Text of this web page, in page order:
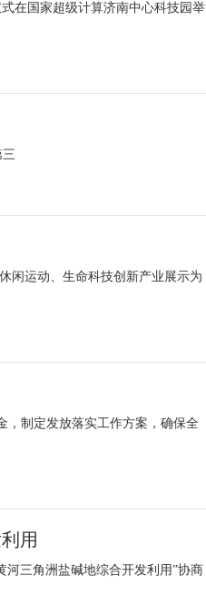
在国家超级计算济南中心科技园举
闲运动、生命科技创新产业展示为
，制定发放落实工作方案，确保全
用
河三角洲盐碱地综合开发利用”协商